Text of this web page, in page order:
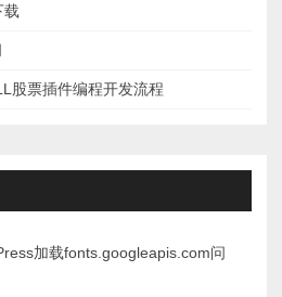
载
股票插件编程开发流程
加载fonts.googleapis.com问